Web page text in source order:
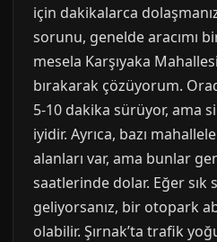
için dakikalarca
sorunu, genelde aracımı
mesela Karşıyaka
bırakarak çözüyorum.
5-10 dakika sürüyor, ama
iyidir. Ayrıca, bazı
alanları var, ama bunlar
saatlerinde dolar. Eğer sık
geliyorsanız, bir otopark
olabilir. Şırnak’ta trafik